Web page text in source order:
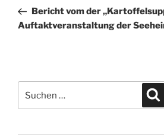
BeitragBericht vom der
Auftaktveranstaltung der
nach: